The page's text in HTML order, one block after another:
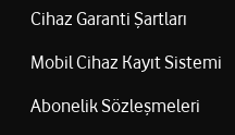
Cihaz Garanti Şartları
Mobil Cihaz Kayıt Sistemi
Abonelik Sözleşmeleri